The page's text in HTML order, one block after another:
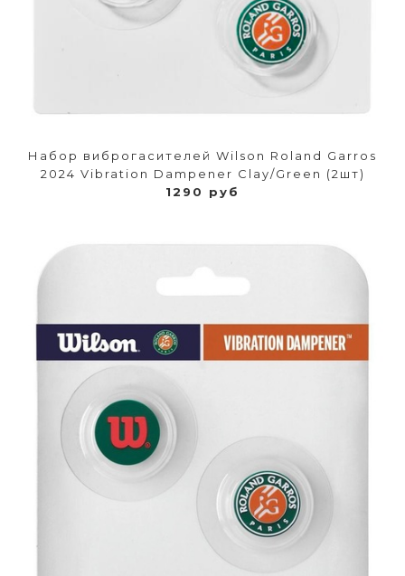
Набор виброгасителей Wilson Roland Garros
2024 Vibration Dampener Clay/Green (2шт)
1290 руб